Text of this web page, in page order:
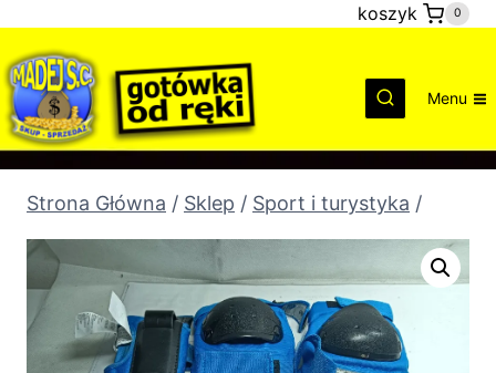
treści
koszyk 0
Menu
Strona Główna / Sklep / Sport i turystyka /